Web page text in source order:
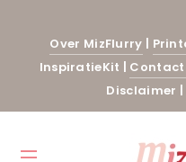
Over MizFlurry |
InspiratieKit | Contact
Disclaimer |